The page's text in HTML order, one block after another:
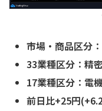
市場・商品区分
33業種区分：精
17業種区分：電
前日比+25円